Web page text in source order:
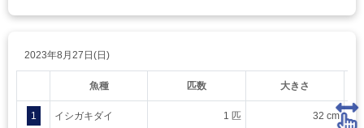
2023年8月27日(日)
魚種 匹数 大きさ
1 イシガキダイ 1 匹 32 cm